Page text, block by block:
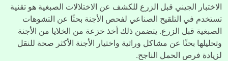
الاختبار الجيني قبل الزرع للكشف عن الاختلالات الصبغية هو تقنية
تستخدم في التلقيح الصناعي لفحص الأجنة بحثًا عن التشوهات
الصبغية قبل الزرع. يتضمن ذلك أخذ خزعة من الخلايا من الأجنة
وتحليلها بحثًا عن مشاكل وراثية واختيار الأجنة الأكثر صحة للنقل
لزيادة فرص الحمل الناجح.